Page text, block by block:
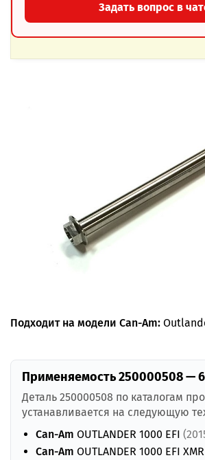
Задать вопрос в
Подходит на модели Can-Am:
Применяемость 250000508 —
Деталь 250000508 по каталогам
устанавливается на следующую
Can-Am OUTLANDER 1000 EFI
Can-Am OUTLANDER 1000 EFI XMR